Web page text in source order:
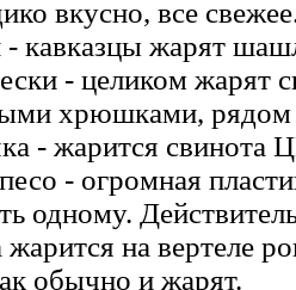
вкусно, все
- кавказцы жарят
- целиком жарят
хрюшками, рядом
- жарится
- огромная
одному.
на вертеле
обычно и жарят.